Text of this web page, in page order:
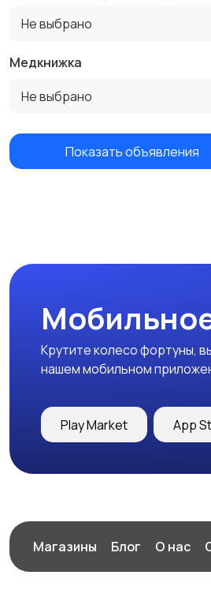
Не выбрано
Медкнижка
Не выбрано
Показать объявления
Крутите колесо фортуны,
нашем мобильном
Play Market App
Магазины Блог О нас